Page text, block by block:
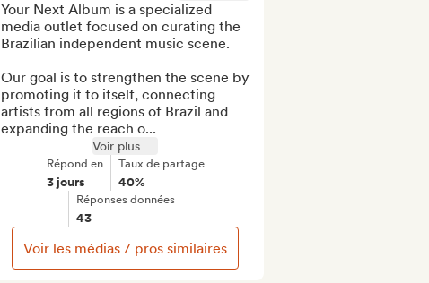
Your Next Album is a specialized
media outlet focused on curating the
Brazilian independent music scene.
Our goal is to strengthen the scene by
promoting it to itself, connecting
artists from all regions of Brazil and
expanding the reach o...
Voir plus
Répond en
3 jours
Taux de partage
40%
Réponses données
43
Voir les médias / pros similaires